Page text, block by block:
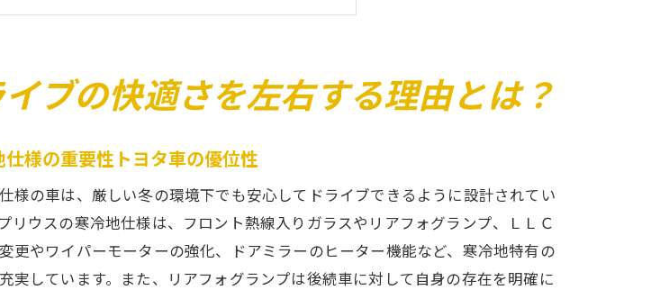
びたいオプション
寒冷地仕様における安全性向上策
の重要性
い方
メンテナンス方法厳しい冬を乗り切るために
テナンスポイント
冷地仕様のケア方法
ンスガイド
ブの快適さを左右する理由とは？
仕様の重要性トヨタ車の優位性
様の車は、厳しい冬の環境下でも安心してドライブできるように設計されてい
リウスの寒冷地仕様は、フロント熱線入りガラスやリアフォグランプ、ＬＬＣ
更やワイパーモーターの強化、ドアミラーのヒーター機能など、寒冷地特有の
実しています。また、リアフォグランプは後続車に対して自身の存在を明確に